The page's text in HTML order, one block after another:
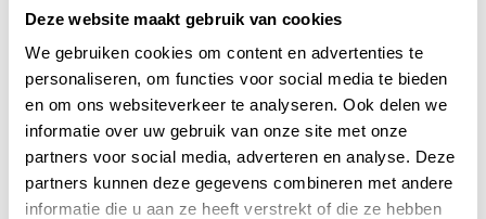
Deze website maakt gebruik van cookies
We gebruiken cookies om content en advertenties te
personaliseren, om functies voor social media te bieden
en om ons websiteverkeer te analyseren. Ook delen we
informatie over uw gebruik van onze site met onze
partners voor social media, adverteren en analyse. Deze
partners kunnen deze gegevens combineren met andere
informatie die u aan ze heeft verstrekt of die ze hebben
betekenis
Van oudsher is iedere provincie trots op zijn eigen provincievlag.
De kleuren of gebruikte beelden symboliseren de regio. Nu
tientallen jaren later zien we dat bepaalde provincievlaggen aan
populariteit verloren hebben. Met name in de Randstedelijke
provincies heeft de provincievlag nog nauwelijks waarde. Dit
komt voornamelijk doordat mensen vanuit andere provincies